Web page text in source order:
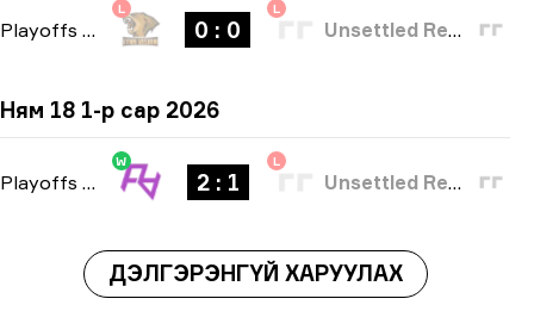
Playoffs bo3
L
0 : 0
L
Unsettled Resentment
Ням 18 1-р сар 2026
Playoffs bo3
W
2 : 1
L
Unsettled Resentment
ДЭЛГЭРЭНГҮЙ ХАРУУЛАХ